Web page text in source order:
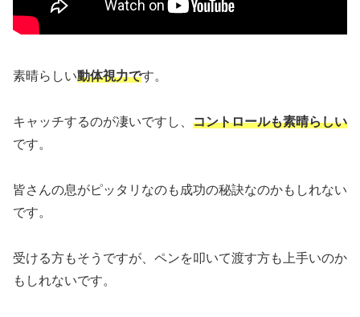
素晴らしい動体視力です。
キャッチするのが凄いですし、 コントロールも素晴らしい
です。
皆さんの息がピッタリなのも成功の秘訣なのかもしれない
です。
受ける方もそうですが、ペンを叩いて渡す方も上手いのか
もしれないです。